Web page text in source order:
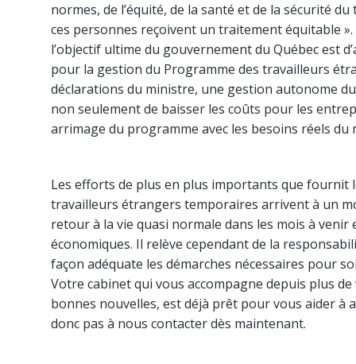
normes, de l’équité, de la santé et de la sécurité du
ces personnes reçoivent un traitement équitable ».
l’objectif ultime du gouvernement du Québec est
pour la gestion du Programme des travailleurs
déclarations du ministre, une gestion autonome
non seulement de baisser les coûts pour les
arrimage du programme avec les besoins réels du
Les efforts de plus en plus importants que fournit
travailleurs étrangers temporaires arrivent à un
retour à la vie quasi normale dans les mois à
économiques. Il relève cependant de la
façon adéquate les démarches nécessaires pour
Votre cabinet qui vous accompagne depuis plus
bonnes nouvelles, est déjà prêt pour vous aider à
donc pas à nous contacter dès maintenant.